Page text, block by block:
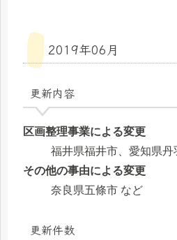
2019年06月
更新内容
区画整理事業による変更
福井県福井市、愛知県
その他の事由による変更
奈良県五條市 など
更新件数